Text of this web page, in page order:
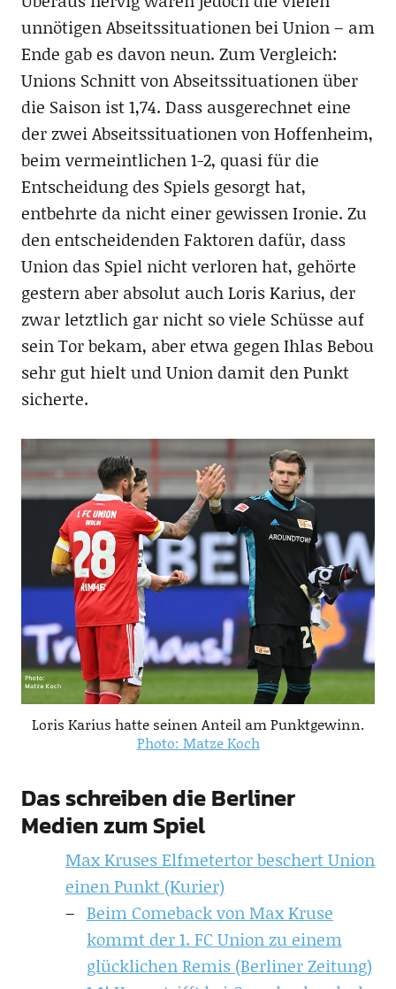
unnötigen Abseitssituationen bei Union – am
Ende gab es davon neun. Zum Vergleich:
Unions Schnitt von Abseitssituationen über
die Saison ist 1,74. Dass ausgerechnet eine
der zwei Abseitssituationen von Hoffenheim,
beim vermeintlichen 1-2, quasi für die
Entscheidung des Spiels gesorgt hat,
entbehrte da nicht einer gewissen Ironie. Zu
den entscheidenden Faktoren dafür, dass
Union das Spiel nicht verloren hat, gehörte
gestern aber absolut auch Loris Karius, der
zwar letztlich gar nicht so viele Schüsse auf
sein Tor bekam, aber etwa gegen Ihlas Bebou
sehr gut hielt und Union damit den Punkt
sicherte.
Loris Karius hatte seinen Anteil am Punktgewinn.
Photo: Matze Koch
Das schreiben die Berliner
Medien zum Spiel
Max Kruses Elfmetertor beschert Union
einen Punkt (Kurier)
Beim Comeback von Max Kruse
kommt der 1. FC Union zu einem
glücklichen Remis (Berliner Zeitung)